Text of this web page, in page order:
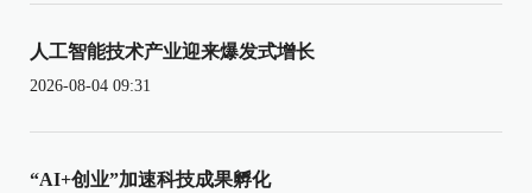
人工智能技术产业迎来爆发式增长
2026-08-04 09:31
“AI+创业”加速科技成果孵化